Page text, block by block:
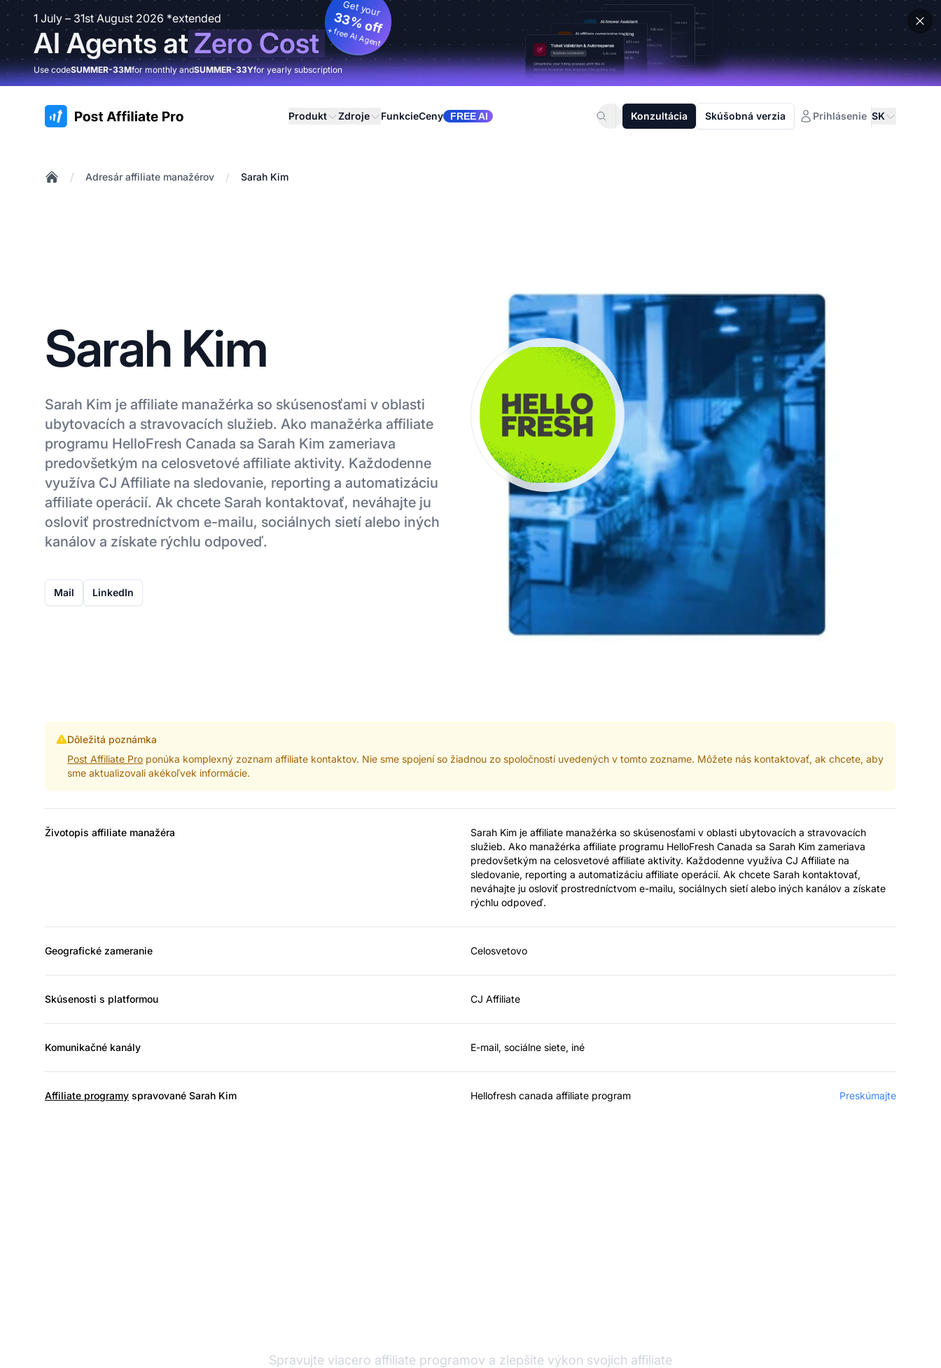
1 July – 31st August 2026 *extended
AI Agents atZero Cost
Get your
33% off
+ free AI Agent
Use codeSUMMER-33Mfor monthly andSUMMER-33Yfor yearly subscription
:site.title Produkt Zdroje FunkcieCeny FREE AI Konzultácia Skúšobná verzia Prihlásenie SK
/ Adresár affiliate manažérov / Sarah Kim
Sarah Kim
Sarah Kim je affiliate manažérka so skúsenosťami v oblasti
ubytovacích a stravovacích služieb. Ako manažérka affiliate
programu HelloFresh Canada sa Sarah Kim zameriava
predovšetkým na celosvetové affiliate aktivity. Každodenne
využíva CJ Affiliate na sledovanie, reporting a automatizáciu
affiliate operácií. Ak chcete Sarah kontaktovať, neváhajte ju
osloviť prostredníctvom e-mailu, sociálnych sietí alebo iných
kanálov a získate rýchlu odpoveď.
Mail LinkedIn
Dôležitá poznámka
Post Affiliate Pro ponúka komplexný zoznam affiliate kontaktov. Nie sme spojení so žiadnou zo spoločností uvedených v tomto zozname. Môžete nás kontaktovať, ak chcete, aby
sme aktualizovali akékoľvek informácie.
Životopis affiliate manažéra
Sarah Kim je affiliate manažérka so skúsenosťami v oblasti ubytovacích a stravovacích
služieb. Ako manažérka affiliate programu HelloFresh Canada sa Sarah Kim zameriava
predovšetkým na celosvetové affiliate aktivity. Každodenne využíva CJ Affiliate na
sledovanie, reporting a automatizáciu affiliate operácií. Ak chcete Sarah kontaktovať,
neváhajte ju osloviť prostredníctvom e-mailu, sociálnych sietí alebo iných kanálov a získate
rýchlu odpoveď.
Geografické zameranie Celosvetovo
Skúsenosti s platformou CJ Affiliate
Komunikačné kanály E-mail, sociálne siete, iné
Affiliate programy spravované Sarah Kim Hellofresh canada affiliate program Preskúmajte
Spravujte viacero affiliate programov a zlepšite výkon svojich affiliate